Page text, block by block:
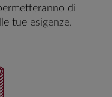
di
tue esigenze.